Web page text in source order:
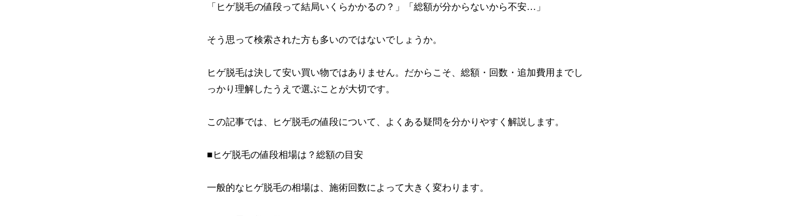
「ヒゲ脱毛の値段って結局いくらかかるの？」「総額が分からないから不安…」
そう思って検索された方も多いのではないでしょうか。
ヒゲ脱毛は決して安い買い物ではありません。だからこそ、総額・回数・追加費用までし
っかり理解したうえで選ぶことが大切です。
この記事では、ヒゲ脱毛の値段について、よくある疑問を分かりやすく解説します。
■ヒゲ脱毛の値段相場は？総額の目安
一般的なヒゲ脱毛の相場は、施術回数によって大きく変わります。